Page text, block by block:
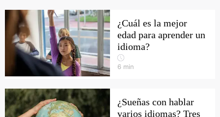
¿Cuál es la mejor
edad para aprender un
idioma?
6 min
¿Sueñas con hablar
varios idiomas? Tres